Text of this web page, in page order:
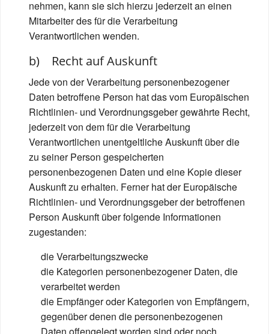
nehmen, kann sie sich hierzu jederzeit an einen
Mitarbeiter des für die Verarbeitung
Verantwortlichen wenden.
b) Recht auf Auskunft
Jede von der Verarbeitung personenbezogener
Daten betroffene Person hat das vom Europäischen
Richtlinien- und Verordnungsgeber gewährte Recht,
jederzeit von dem für die Verarbeitung
Verantwortlichen unentgeltliche Auskunft über die
zu seiner Person gespeicherten
personenbezogenen Daten und eine Kopie dieser
Auskunft zu erhalten. Ferner hat der Europäische
Richtlinien- und Verordnungsgeber der betroffenen
Person Auskunft über folgende Informationen
zugestanden:
die Verarbeitungszwecke
die Kategorien personenbezogener Daten, die
verarbeitet werden
die Empfänger oder Kategorien von Empfängern,
gegenüber denen die personenbezogenen